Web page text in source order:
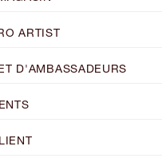
ARTIST
D'AMBASSADEURS